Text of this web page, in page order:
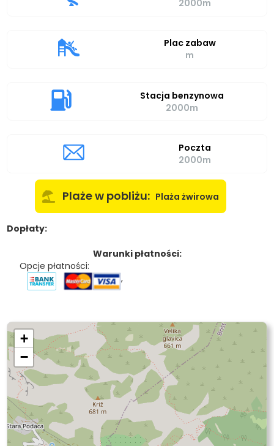
2000m
Plac zabaw
m
Stacja benzynowa
2000m
Poczta
2000m
Plaże w pobliżu: Plaża żwirowa
Dopłaty:
Warunki płatności:
Opcje płatności:
,
+
−